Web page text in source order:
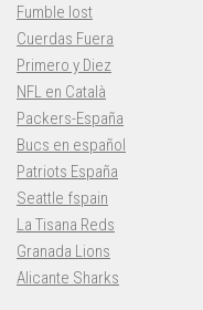
Fumble lost
Cuerdas Fuera
Primero y Diez
NFL en Català
Packers-España
Bucs en español
Patriots España
Seattle fspain
La Tisana Reds
Granada Lions
Alicante Sharks